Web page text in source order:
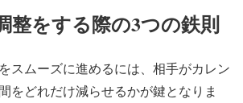
整をする際の3つの鉄則
スムーズに進めるには、相手がカレン
をどれだけ減らせるかが鍵となりま